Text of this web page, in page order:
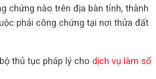
chứng nào trên địa bàn tỉnh, thành
phải công chứng tại nơi thửa đất
thủ tục pháp lý cho dịch vụ làm sổ